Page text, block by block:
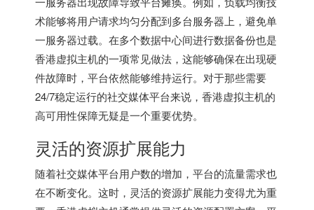
术能够将用户请求均匀分配到多台服务器上，避免单
一服务器过载。在多个数据中心间进行数据备份也是
香港虚拟主机的一项常见做法，这能够确保在出现硬
件故障时，平台依然能够维持运行。对于那些需要
24/7稳定运行的社交媒体平台来说，香港虚拟主机的
高可用性保障无疑是一个重要优势。
灵活的资源扩展能力
随着社交媒体平台用户数的增加，平台的流量需求也
在不断变化。这时，灵活的资源扩展能力变得尤为重